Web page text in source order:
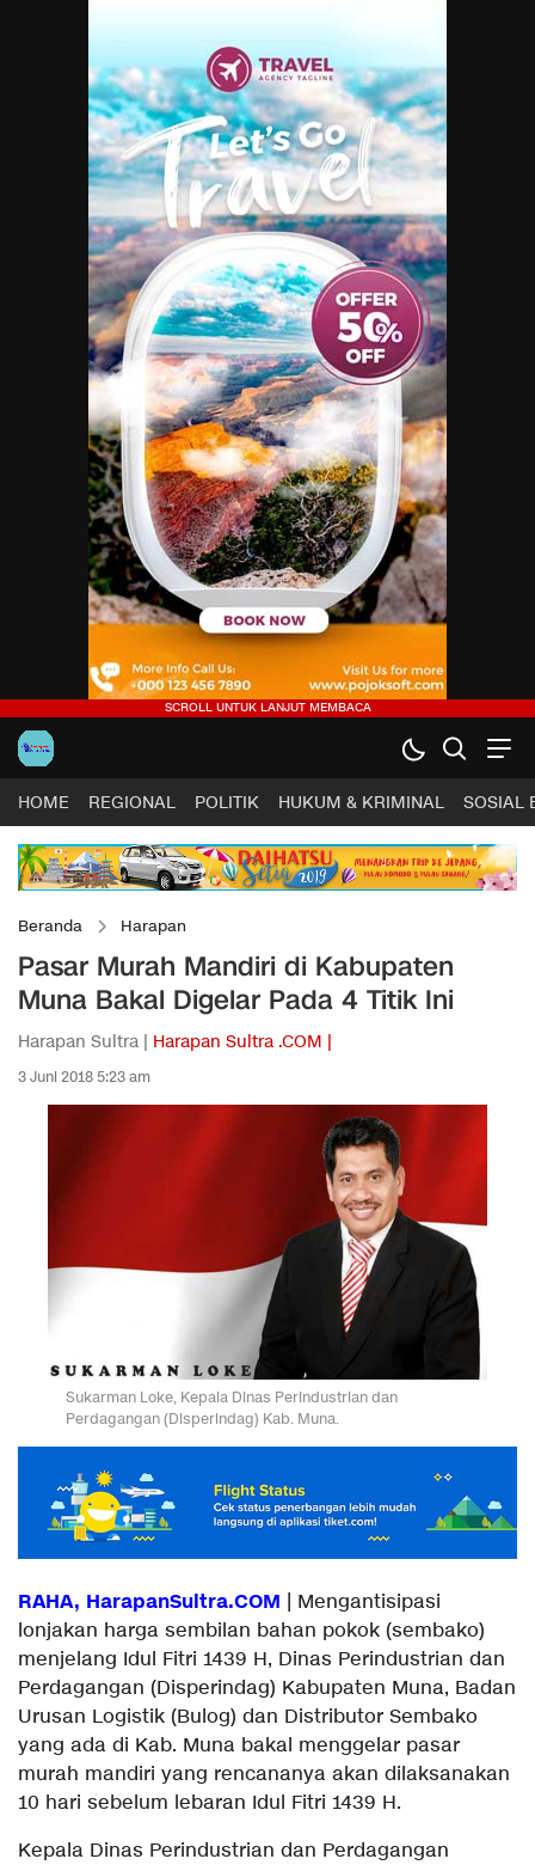
HOME REGIONAL POLITIK HUKUM & KRIMINAL SOSIAL
Beranda Harapan
Pasar Murah Mandiri di Kabupaten
Muna Bakal Digelar Pada 4 Titik Ini
Harapan Sultra | Harapan Sultra .COM |
3 Juni 2018 5:23 am
Sukarman Loke, Kepala Dinas Perindustrian dan
Perdagangan (Disperindag) Kab. Muna.
RAHA, HarapanSultra.COM | Mengantisipasi
lonjakan harga sembilan bahan pokok (sembako)
menjelang Idul Fitri 1439 H, Dinas Perindustrian dan
Perdagangan (Disperindag) Kabupaten Muna, Badan
Urusan Logistik (Bulog) dan Distributor Sembako
yang ada di Kab. Muna bakal menggelar pasar
murah mandiri yang rencananya akan dilaksanakan
10 hari sebelum lebaran Idul Fitri 1439 H.
Kepala Dinas Perindustrian dan Perdagangan